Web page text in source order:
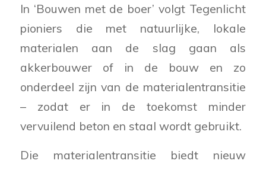
In ‘Bouwen met de boer’ volgt Tegenlicht
pioniers die met natuurlijke, lokale
materialen aan de slag gaan als
akkerbouwer of in de bouw en zo
onderdeel zijn van de materialentransitie
– zodat er in de toekomst minder
vervuilend beton en staal wordt gebruikt.
Die materialentransitie biedt nieuw